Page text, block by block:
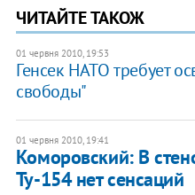
ЧИТАЙТЕ ТАКОЖ
01 червня 2010, 19:53
Генсек НАТО требует
свободы"
01 червня 2010, 19:41
Коморовский: В
Ту-154 нет сенсаций